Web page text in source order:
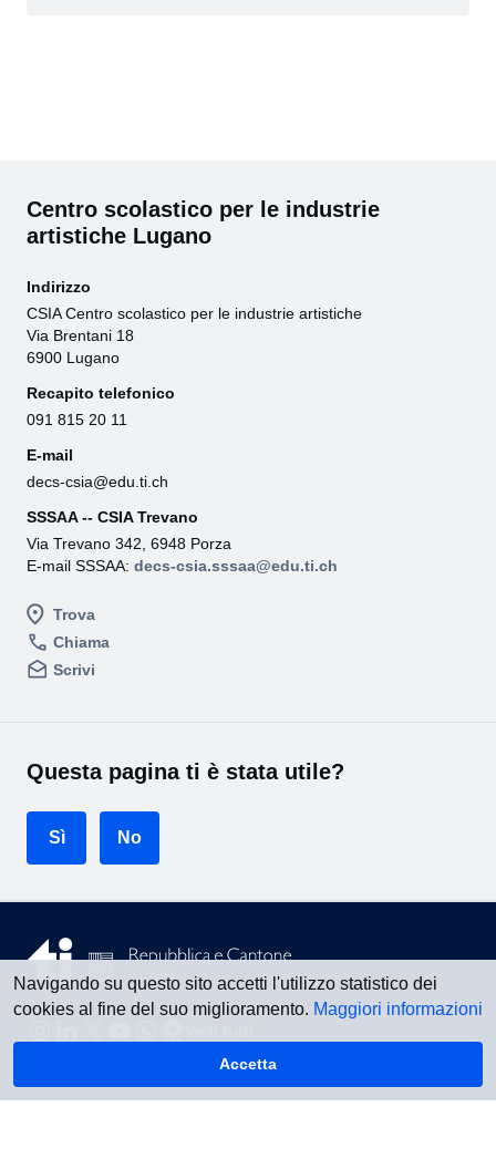
Navigando su questo sito accetti l'utilizzo statistico dei
cookies al fine del suo miglioramento. Maggiori informazioni
Accetta
Centro scolastico per le industrie
artistiche Lugano
Trova
Chiama
Scrivi
Indirizzo
CSIA Centro scolastico per le industrie artistiche
Via Brentani 18
6900 Lugano
Recapito telefonico
091 815 20 11
E-mail
decs-csia@edu.ti.ch
SSSAA -- CSIA Trevano
Via Trevano 342, 6948 Porza
E-mail SSSAA: decs-csia.sssaa@edu.ti.ch
Questa pagina ti è stata utile?
Sì No